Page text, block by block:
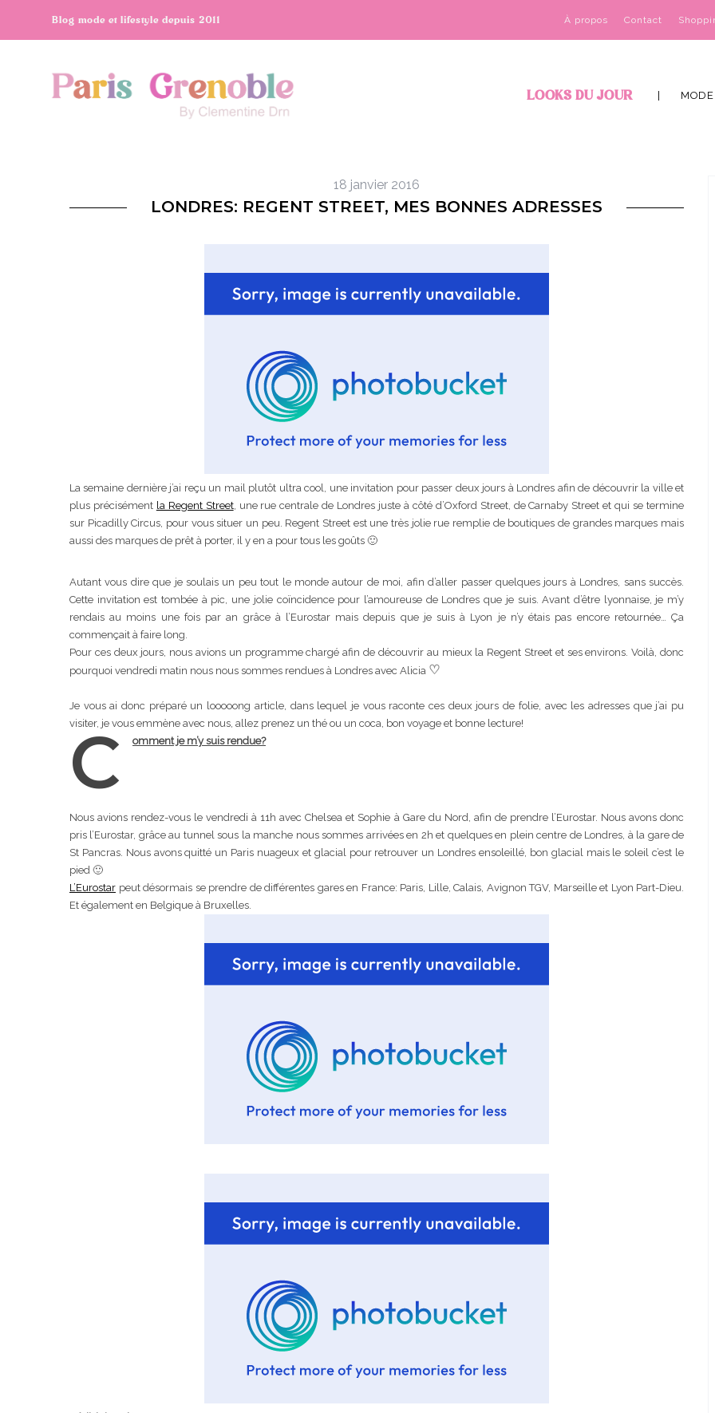
À propos Contact
Blog mode et lifestyle depuis 2011
LOOKS DU JOUR MODE
18 janvier 2016
LONDRES: REGENT STREET, MES BONNES ADRESSES
La semaine dernière j’ai reçu un mail plutôt ultra cool, une invitation pour passer deux jours à Londres afin de découvrir la ville et
plus précisément la Regent Street, une rue centrale de Londres juste à côté d’Oxford Street, de Carnaby Street et qui se termine
sur Picadilly Circus, pour vous situer un peu. Regent Street est une très jolie rue remplie de boutiques de grandes marques mais
aussi des marques de prêt à porter, il y en a pour tous les goûts 🙂
Autant vous dire que je soulais un peu tout le monde autour de moi, afin d’aller passer quelques jours à Londres, sans succès.
Cette invitation est tombée à pic, une jolie coïncidence pour l’amoureuse de Londres que je suis. Avant d’être lyonnaise, je m’y
rendais au moins une fois par an grâce à l’Eurostar mais depuis que je suis à Lyon je n’y étais pas encore retournée… Ça
commençait à faire long.
Pour ces deux jours, nous avions un programme chargé afin de découvrir au mieux la Regent Street et ses environs. Voilà, donc
pourquoi vendredi matin nous nous sommes rendues à Londres avec Alicia ♡
Je vous ai donc préparé un looooong article, dans lequel je vous raconte ces deux jours de folie, avec les adresses que j’ai pu
visiter, je vous emmène avec nous, allez prenez un thé ou un coca, bon voyage et bonne lecture!
C omment je m’y suis rendue?
Nous avions rendez-vous le vendredi à 11h avec Chelsea et Sophie à Gare du Nord, afin de prendre l’Eurostar. Nous avons donc
pris l’Eurostar, grâce au tunnel sous la manche nous sommes arrivées en 2h et quelques en plein centre de Londres, à la gare de
St Pancras. Nous avons quitté un Paris nuageux et glacial pour retrouver un Londres ensoleillé, bon glacial mais le soleil c’est le
pied 🙂
L’Eurostar peut désormais se prendre de différentes gares en France: Paris, Lille, Calais, Avignon TGV, Marseille et Lyon Part-Dieu.
Et également en Belgique à Bruxelles.
Ma rosacée : comment je l’ai
traité
Mon accouchement
Lyon : Le Desjeuneur